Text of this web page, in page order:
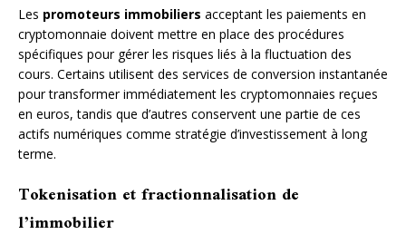
Les promoteurs immobiliers acceptant les paiements en
cryptomonnaie doivent mettre en place des procédures
spécifiques pour gérer les risques liés à la fluctuation des
cours. Certains utilisent des services de conversion instantanée
pour transformer immédiatement les cryptomonnaies reçues
en euros, tandis que d’autres conservent une partie de ces
actifs numériques comme stratégie d’investissement à long
terme.
Tokenisation et fractionnalisation de
l’immobilier